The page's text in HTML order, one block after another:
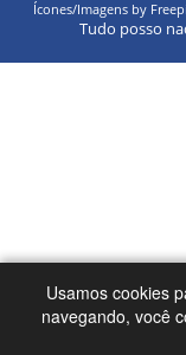
Ícones/Imagens by
Tudo posso
Usamos cookies
navegando, você